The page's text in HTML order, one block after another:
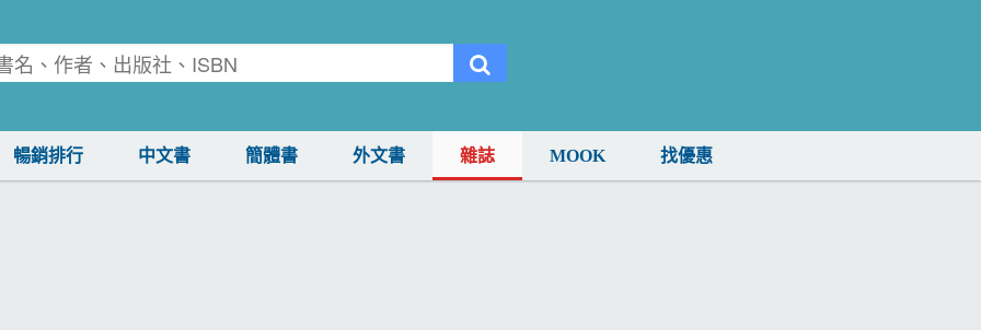
暢銷排行 中文書 簡體書 外文書 雜誌 MOOK 找優惠